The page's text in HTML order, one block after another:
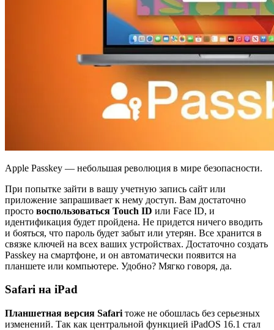
Apple Passkey — небольшая революция в мире безопасности.
При попытке зайти в вашу учетную запись сайт или
приложение запрашивает к нему доступ. Вам достаточно
просто воспользоваться Touch ID или Face ID, и
идентификация будет пройдена. Не придется ничего вводить
и бояться, что пароль будет забыт или утерян. Все хранится в
связке ключей на всех ваших устройствах. Достаточно создать
Passkey на смартфоне, и он автоматически появится на
планшете или компьютере. Удобно? Мягко говоря, да.
Safari на iPad
Планшетная версия Safari тоже не обошлась без серьезных
изменений. Так как центральной функцией iPadOS 16.1 стал